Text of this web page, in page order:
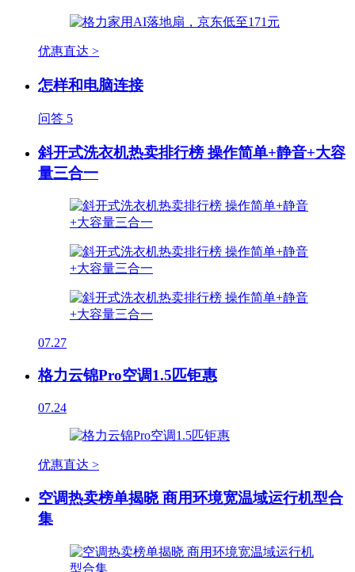
优惠直达 >
怎样和电脑连接
问答 5
斜开式洗衣机热卖排行榜 操作简单+静音+大容
量三合一
07.27
格力云锦Pro空调1.5匹钜惠
07.24
优惠直达 >
空调热卖榜单揭晓 商用环境宽温域运行机型合
集